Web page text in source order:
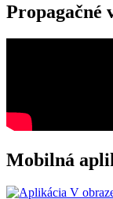
Propagačné
Mobilná